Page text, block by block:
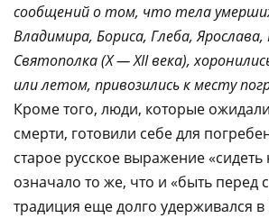
сообщений о том, что тела
Владимира, Бориса, Глеба,
Святополка (X — XII века),
или летом, привозились к месту
Кроме того, люди, которые
смерти, готовили себе для
старое русское выражение «сидеть
означало то же, что и «быть перед
традиция еще долго удерживался